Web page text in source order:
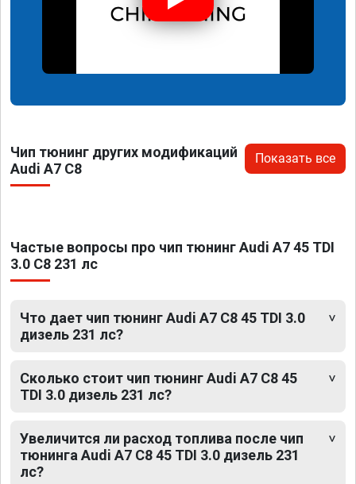
Чип тюнинг других модификаций
Audi A7 C8
Показать все
Частые вопросы про чип тюнинг Audi A7 45 TDI
3.0 C8 231 лс
Что дает чип тюнинг Audi A7 C8 45 TDI 3.0
дизель 231 лс?
Сколько стоит чип тюнинг Audi A7 C8 45
TDI 3.0 дизель 231 лс?
Увеличится ли расход топлива после чип
тюнинга Audi A7 C8 45 TDI 3.0 дизель 231
лс?